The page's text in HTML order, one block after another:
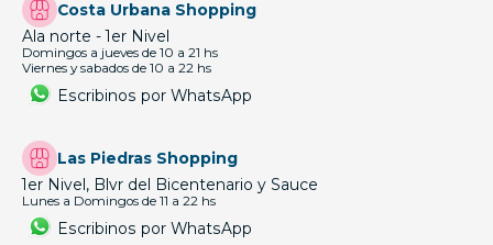
Costa Urbana Shopping
Ala norte - 1er Nivel
Domingos a jueves de 10 a 21 hs
Viernes y sabados de 10 a 22 hs
Escribinos por WhatsApp
Las Piedras Shopping
1er Nivel, Blvr del Bicentenario y Sauce
Lunes a Domingos de 11 a 22 hs
Escribinos por WhatsApp